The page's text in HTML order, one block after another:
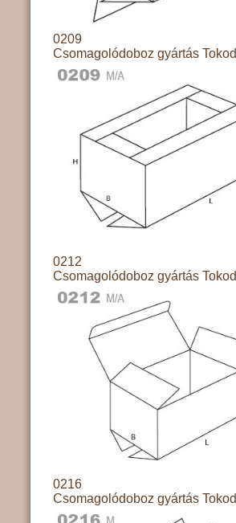
0209
Csomagolódoboz gyártás Tokod
0212
Csomagolódoboz gyártás Tokod
0216
Csomagolódoboz gyártás Tokod